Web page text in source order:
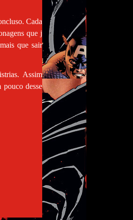
Cada
que j
que sair
Assim
desse